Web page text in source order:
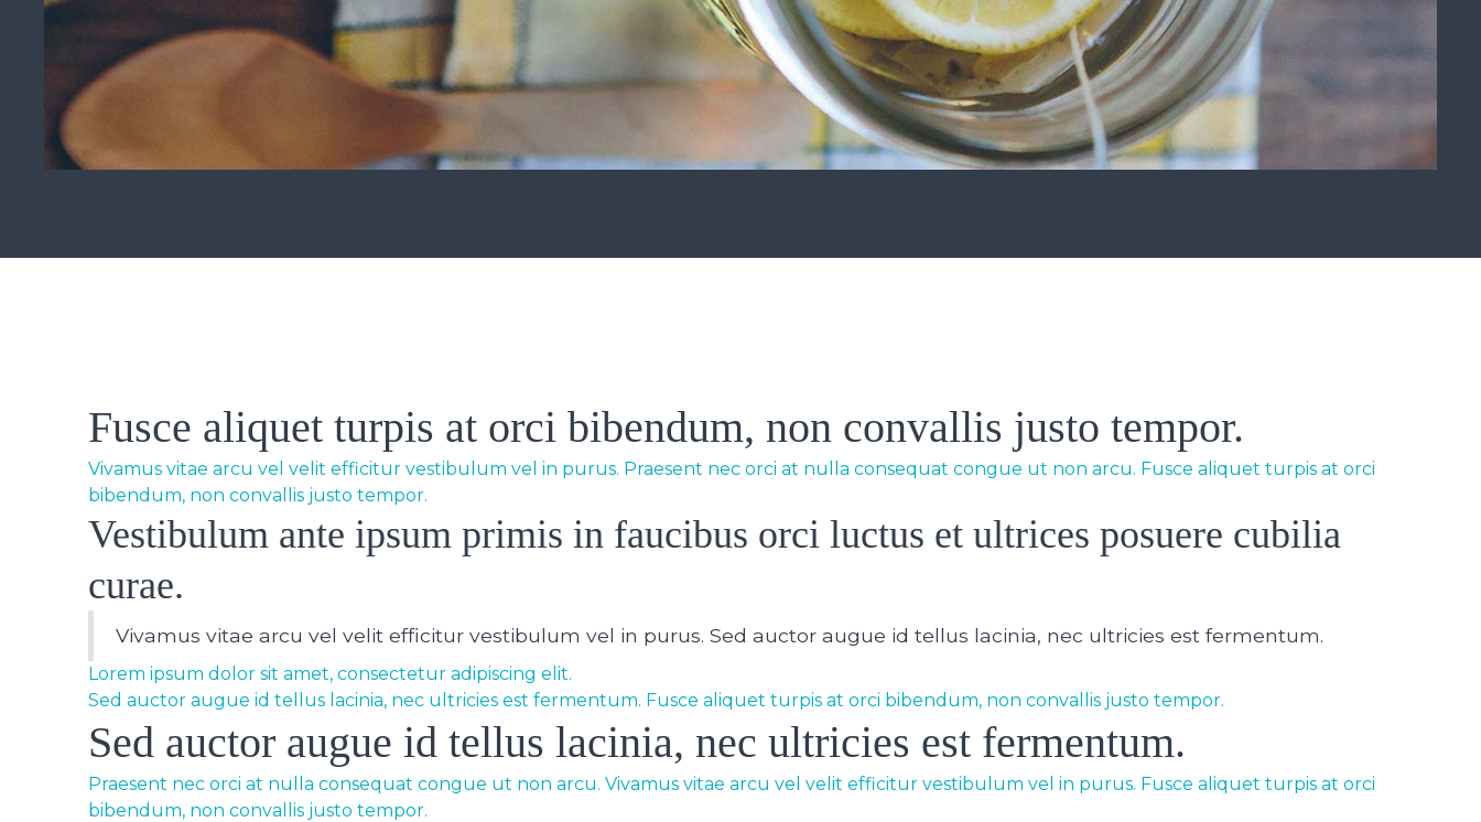
Fusce aliquet turpis at orci bibendum, non convallis justo tempor.
Vivamus vitae arcu vel velit efficitur vestibulum vel in purus. Praesent nec orci at nulla consequat congue ut non arcu. Fusce aliquet turpis at orci
bibendum, non convallis justo tempor.
Vestibulum ante ipsum primis in faucibus orci luctus et ultrices posuere cubilia
curae.
Vivamus vitae arcu vel velit efficitur vestibulum vel in purus. Sed auctor augue id tellus lacinia, nec ultricies est fermentum.
Lorem ipsum dolor sit amet, consectetur adipiscing elit.
Sed auctor augue id tellus lacinia, nec ultricies est fermentum. Fusce aliquet turpis at orci bibendum, non convallis justo tempor.
Sed auctor augue id tellus lacinia, nec ultricies est fermentum.
Praesent nec orci at nulla consequat congue ut non arcu. Vivamus vitae arcu vel velit efficitur vestibulum vel in purus. Fusce aliquet turpis at orci
bibendum, non convallis justo tempor.